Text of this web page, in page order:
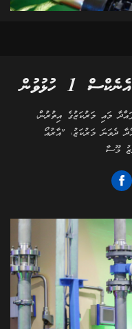
ހުޅުވުން
އުފައްދާ މައި މަރުކަޒުގެ އިތުރުން،
ދެވަނަ މަރުކަޒު، "އާރުއޯ
މޫސާ